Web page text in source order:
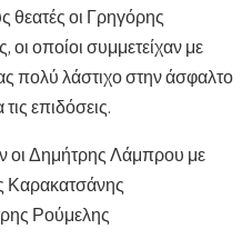
θεατές οι Γρηγόρης
οποίοι συμμετείχαν με
πολύ λάστιχο στην άσφαλτο
επιδόσεις.
οι Δημήτρης Λάμπρου με
Καρακατσάνης
Ρούμελης